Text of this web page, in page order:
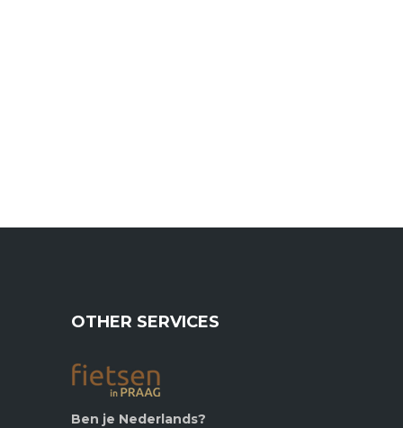
OTHER SERVICES
Ben je Nederlands?